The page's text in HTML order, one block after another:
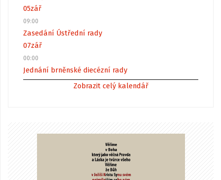
05zář
09:00
Zasedání Ústřední rady
07zář
00:00
Jednání brněnské diecézní rady
Zobrazit celý kalendář